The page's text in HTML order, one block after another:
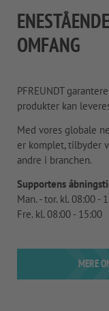
OMFANG
PFREUNDT
produkter kan
Med vores globale
er komplet, tilbyder
andre i branchen.
Supportens
Man. - tor. kl. 08:00 -
Fre. kl. 08:00 - 15:00
MERE